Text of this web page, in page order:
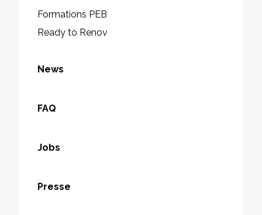
Formations PEB
Ready to Renov
News
FAQ
Jobs
Presse